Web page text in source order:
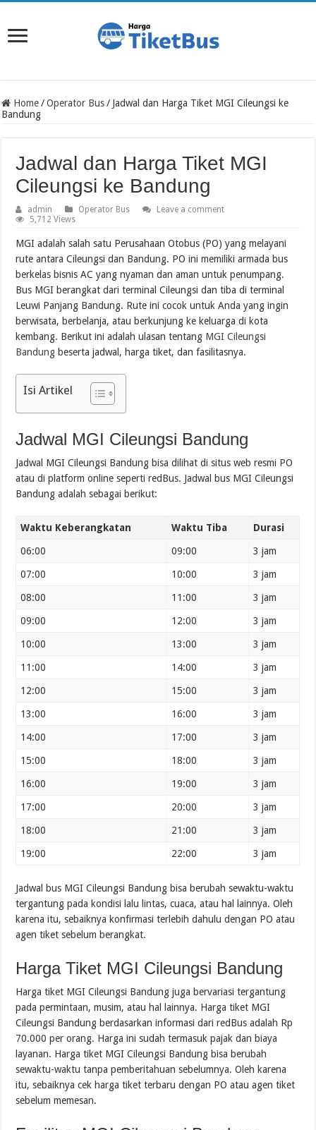
Home / Operator Bus / Jadwal dan Harga Tiket MGI Cileungsi ke
Bandung
Jadwal dan Harga Tiket MGI
Cileungsi ke Bandung
admin Operator Bus
Leave a comment
5,712 Views
MGI adalah salah satu Perusahaan Otobus (PO) yang melayani
rute antara Cileungsi dan Bandung. PO ini memiliki armada bus
berkelas bisnis AC yang nyaman dan aman untuk penumpang.
Bus MGI berangkat dari terminal Cileungsi dan tiba di terminal
Leuwi Panjang Bandung. Rute ini cocok untuk Anda yang ingin
berwisata, berbelanja, atau berkunjung ke keluarga di kota
kembang. Berikut ini adalah ulasan tentang MGI Cileungsi
Bandung beserta jadwal, harga tiket, dan fasilitasnya.
Isi Artikel
Jadwal MGI Cileungsi Bandung
Jadwal MGI Cileungsi Bandung bisa dilihat di situs web resmi PO
atau di platform online seperti redBus. Jadwal bus MGI Cileungsi
Bandung adalah sebagai berikut:
Waktu Keberangkatan Waktu Tiba Durasi
06:00 09:00 3 jam
07:00 10:00 3 jam
08:00 11:00 3 jam
09:00 12:00 3 jam
10:00 13:00 3 jam
11:00 14:00 3 jam
12:00 15:00 3 jam
13:00 16:00 3 jam
14:00 17:00 3 jam
15:00 18:00 3 jam
16:00 19:00 3 jam
17:00 20:00 3 jam
18:00 21:00 3 jam
19:00 22:00 3 jam
Jadwal bus MGI Cileungsi Bandung bisa berubah sewaktu-waktu
tergantung pada kondisi lalu lintas, cuaca, atau hal lainnya. Oleh
karena itu, sebaiknya konfirmasi terlebih dahulu dengan PO atau
agen tiket sebelum berangkat.
Harga Tiket MGI Cileungsi Bandung
Harga tiket MGI Cileungsi Bandung juga bervariasi tergantung
pada permintaan, musim, atau hal lainnya. Harga tiket MGI
Cileungsi Bandung berdasarkan informasi dari redBus adalah Rp
70.000 per orang. Harga ini sudah termasuk pajak dan biaya
layanan. Harga tiket MGI Cileungsi Bandung bisa berubah
sewaktu-waktu tanpa pemberitahuan sebelumnya. Oleh karena
itu, sebaiknya cek harga tiket terbaru dengan PO atau agen tiket
sebelum memesan.